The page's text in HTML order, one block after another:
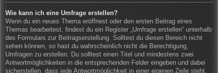
Wie kann ich eine Umfrage erstellen?
Wenn du ein neues Thema eröffnest oder den ersten Beitrag eines
Themas bearbeitest, findest du ein Register „Umfrage erstellen“ unterhalb
des Formulars zur Beitragserstellung. Solltest du diesen Bereich nicht
sehen können, so hast du wahrscheinlich nicht die Berechtigung,
Umfragen zu erstellen. Du solltest einen Titel und mindestens zwei
Antwortmöglichkeiten in die entsprechenden Felder eingeben und dabei
sicherstellen, dass jede Antwortmöglichkeit in einer eigenen Zeile steht.